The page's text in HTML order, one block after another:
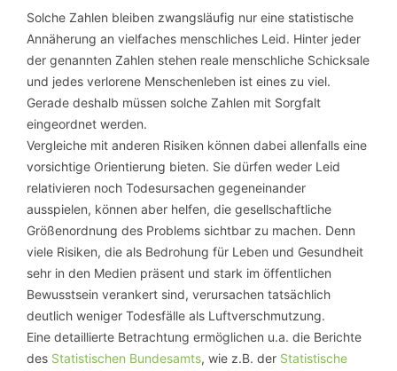
Solche Zahlen bleiben zwangsläufig nur eine statistische
Annäherung an vielfaches menschliches Leid. Hinter jeder
der genannten Zahlen stehen reale menschliche Schicksale
und jedes verlorene Menschenleben ist eines zu viel.
Gerade deshalb müssen solche Zahlen mit Sorgfalt
eingeordnet werden.
Vergleiche mit anderen Risiken können dabei allenfalls eine
vorsichtige Orientierung bieten. Sie dürfen weder Leid
relativieren noch Todesursachen gegeneinander
ausspielen, können aber helfen, die gesellschaftliche
Größenordnung des Problems sichtbar zu machen. Denn
viele Risiken, die als Bedrohung für Leben und Gesundheit
sehr in den Medien präsent und stark im öffentlichen
Bewusstsein verankert sind, verursachen tatsächlich
deutlich weniger Todesfälle als Luftverschmutzung.
Eine detaillierte Betrachtung ermöglichen u.a. die Berichte
des Statistischen Bundesamts, wie z.B. der Statistische